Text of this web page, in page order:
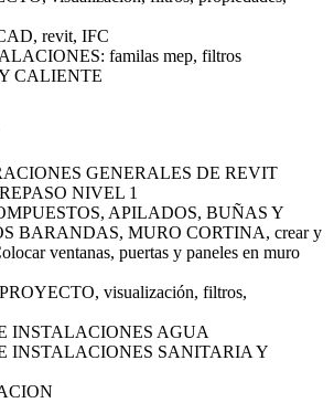
revit, IFC
familas mep, filtros
CALIENTE
GENERALES DE REVIT
NIVEL 1
APILADOS, BUÑAS Y
BARANDAS, MURO CORTINA, crear y
ventanas, puertas y paneles en muro
visualización, filtros,
INSTALACIONES AGUA
INSTALACIONES SANITARIA Y